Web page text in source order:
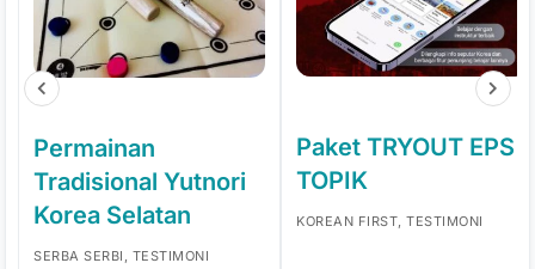
Permainan
Tradisional Yutnori
Korea Selatan
SERBA SERBI, TESTIMONI
Paket TRYOUT EPS
TOPIK
KOREAN FIRST, TESTIMONI